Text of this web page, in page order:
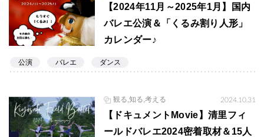
【2024年11月～2025年1月】国内
バレエ公演＆「くるみ割り人形」
カレンダー♪
公演 バレエ ダンス
観る,知る,考える 2024.10.31
【ドキュメントMovie】清里フィ
ールドバレエ2024密着取材＆15人